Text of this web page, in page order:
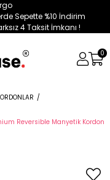
Sepette %10 İndirim
4 Taksit İmkanı !
0
Reversible Manyetik Kordon